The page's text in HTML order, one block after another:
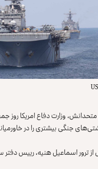
وزارت دفاع امریکا روز
جنگی بیشتری را در
از ترور اسماعیل هنیه، رییس